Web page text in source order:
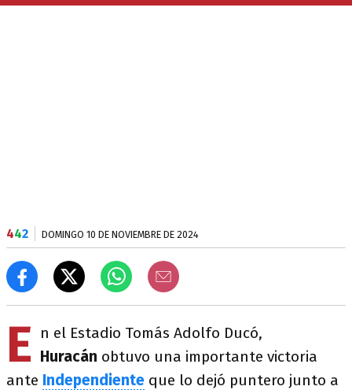
442 DOMINGO 10 DE NOVIEMBRE DE 2024
E
n el Estadio Tomás Adolfo Ducó,
Huracán obtuvo una importante victoria
ante Independiente que lo dejó puntero junto a